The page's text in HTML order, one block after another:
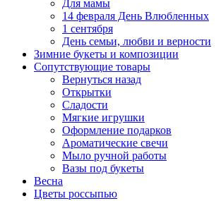
Для мамы
14 февраля День Влюбленных
1 сентября
День семьи, любви и верности
Зимние букеты и композиции
Сопутствующие товары
Вернуться назад
Открытки
Сладости
Мягкие игрушки
Оформление подарков
Ароматические свечи
Мыло ручной работы
Вазы под букеты
Весна
Цветы россыпью